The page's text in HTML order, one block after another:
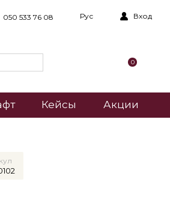
050 533 76 08 Рус Вход
0
Кейсы Акции